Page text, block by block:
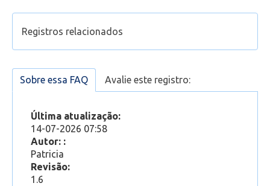
Registros relacionados
(Aluno) Não consigo acessar o Portal. Usuário ou
Senha inválidos. O que faço?
Teams através do Portal
Como acessar o Portal do Aluno?
(Portal Novo) Como gerar o boleto
Sobre essa FAQ Avalie este registro:
Última atualização:
14-07-2026 07:58
Autor: :
Patricia
Revisão:
1.6